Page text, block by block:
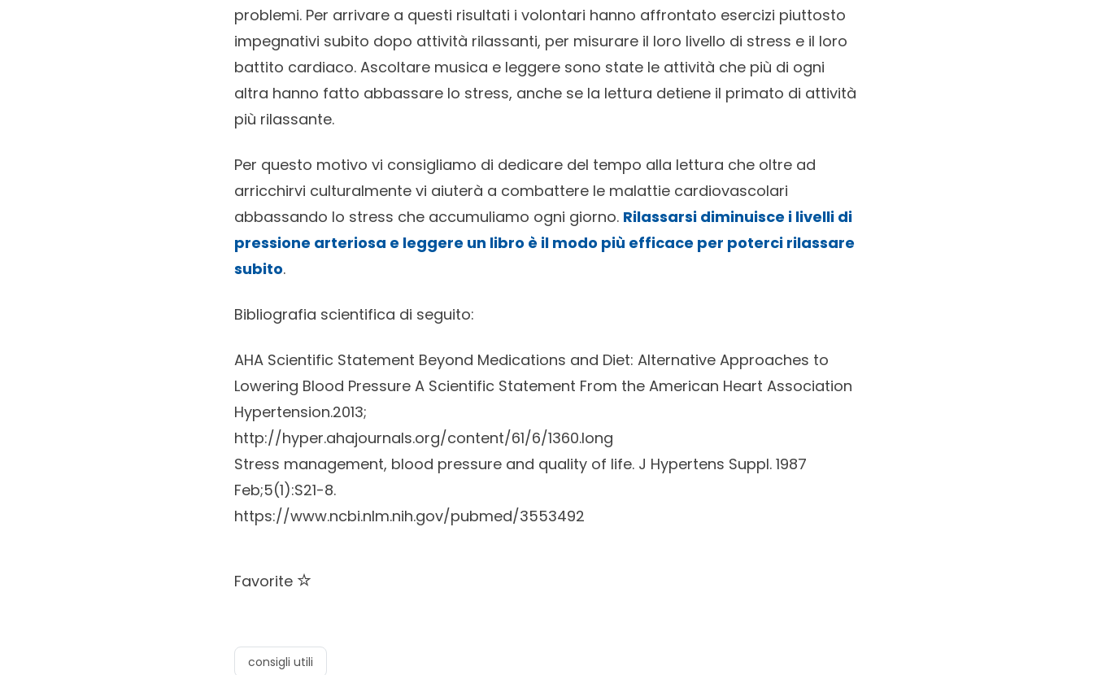
problemi. Per arrivare a questi risultati i volontari hanno affrontato esercizi piuttosto
impegnativi subito dopo attività rilassanti, per misurare il loro livello di stress e il loro
battito cardiaco. Ascoltare musica e leggere sono state le attività che più di ogni
altra hanno fatto abbassare lo stress, anche se la lettura detiene il primato di attività
più rilassante.
Per questo motivo vi consigliamo di dedicare del tempo alla lettura che oltre ad
arricchirvi culturalmente vi aiuterà a combattere le malattie cardiovascolari
abbassando lo stress che accumuliamo ogni giorno. Rilassarsi diminuisce i livelli di
pressione arteriosa e leggere un libro è il modo più efficace per poterci rilassare
subito.
Bibliografia scientifica di seguito:
AHA Scientific Statement Beyond Medications and Diet: Alternative Approaches to
Lowering Blood Pressure A Scientific Statement From the American Heart Association
Hypertension.2013;
http://hyper.ahajournals.org/content/61/6/1360.long
Stress management, blood pressure and quality of life. J Hypertens Suppl. 1987
Feb;5(1):S21-8.
https://www.ncbi.nlm.nih.gov/pubmed/3553492
Favorite
consigli utili